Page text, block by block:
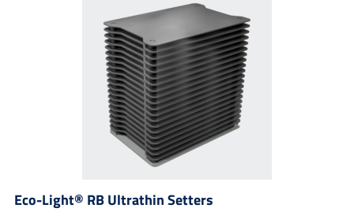
Eco-Light® RB Ultrathin Setters